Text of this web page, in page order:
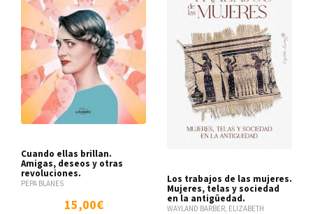
Cuando ellas brillan.
Amigas, deseos y otras
revoluciones.
PEPA BLANES
15,00€
Los trabajos de las mujeres.
Mujeres, telas y sociedad
en la antigüedad.
WAYLAND BARBER, ELIZABETH